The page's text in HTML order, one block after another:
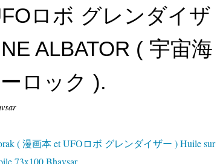
ロボ グレンダイザ
ALBATOR ( 宇宙海
ロック ).